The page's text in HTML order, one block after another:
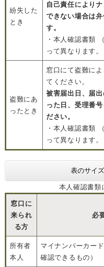
紛失した
とき
自己責任により
できない場合は
す。
・本人確認書類
って異なります。
盗難にあ
ったとき
窓口にて盗難に
てください。
被害届出日、届
った日、受理番
ださい。
・本人確認書類
って異なります。
表のサイ
本人確認書類
窓口に
来られ
る方
必
所有者
本人
マイナンバーカー
確認できるもの）